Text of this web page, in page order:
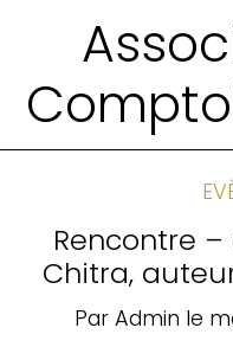
Rencontre
Chitra,
Par Admin le